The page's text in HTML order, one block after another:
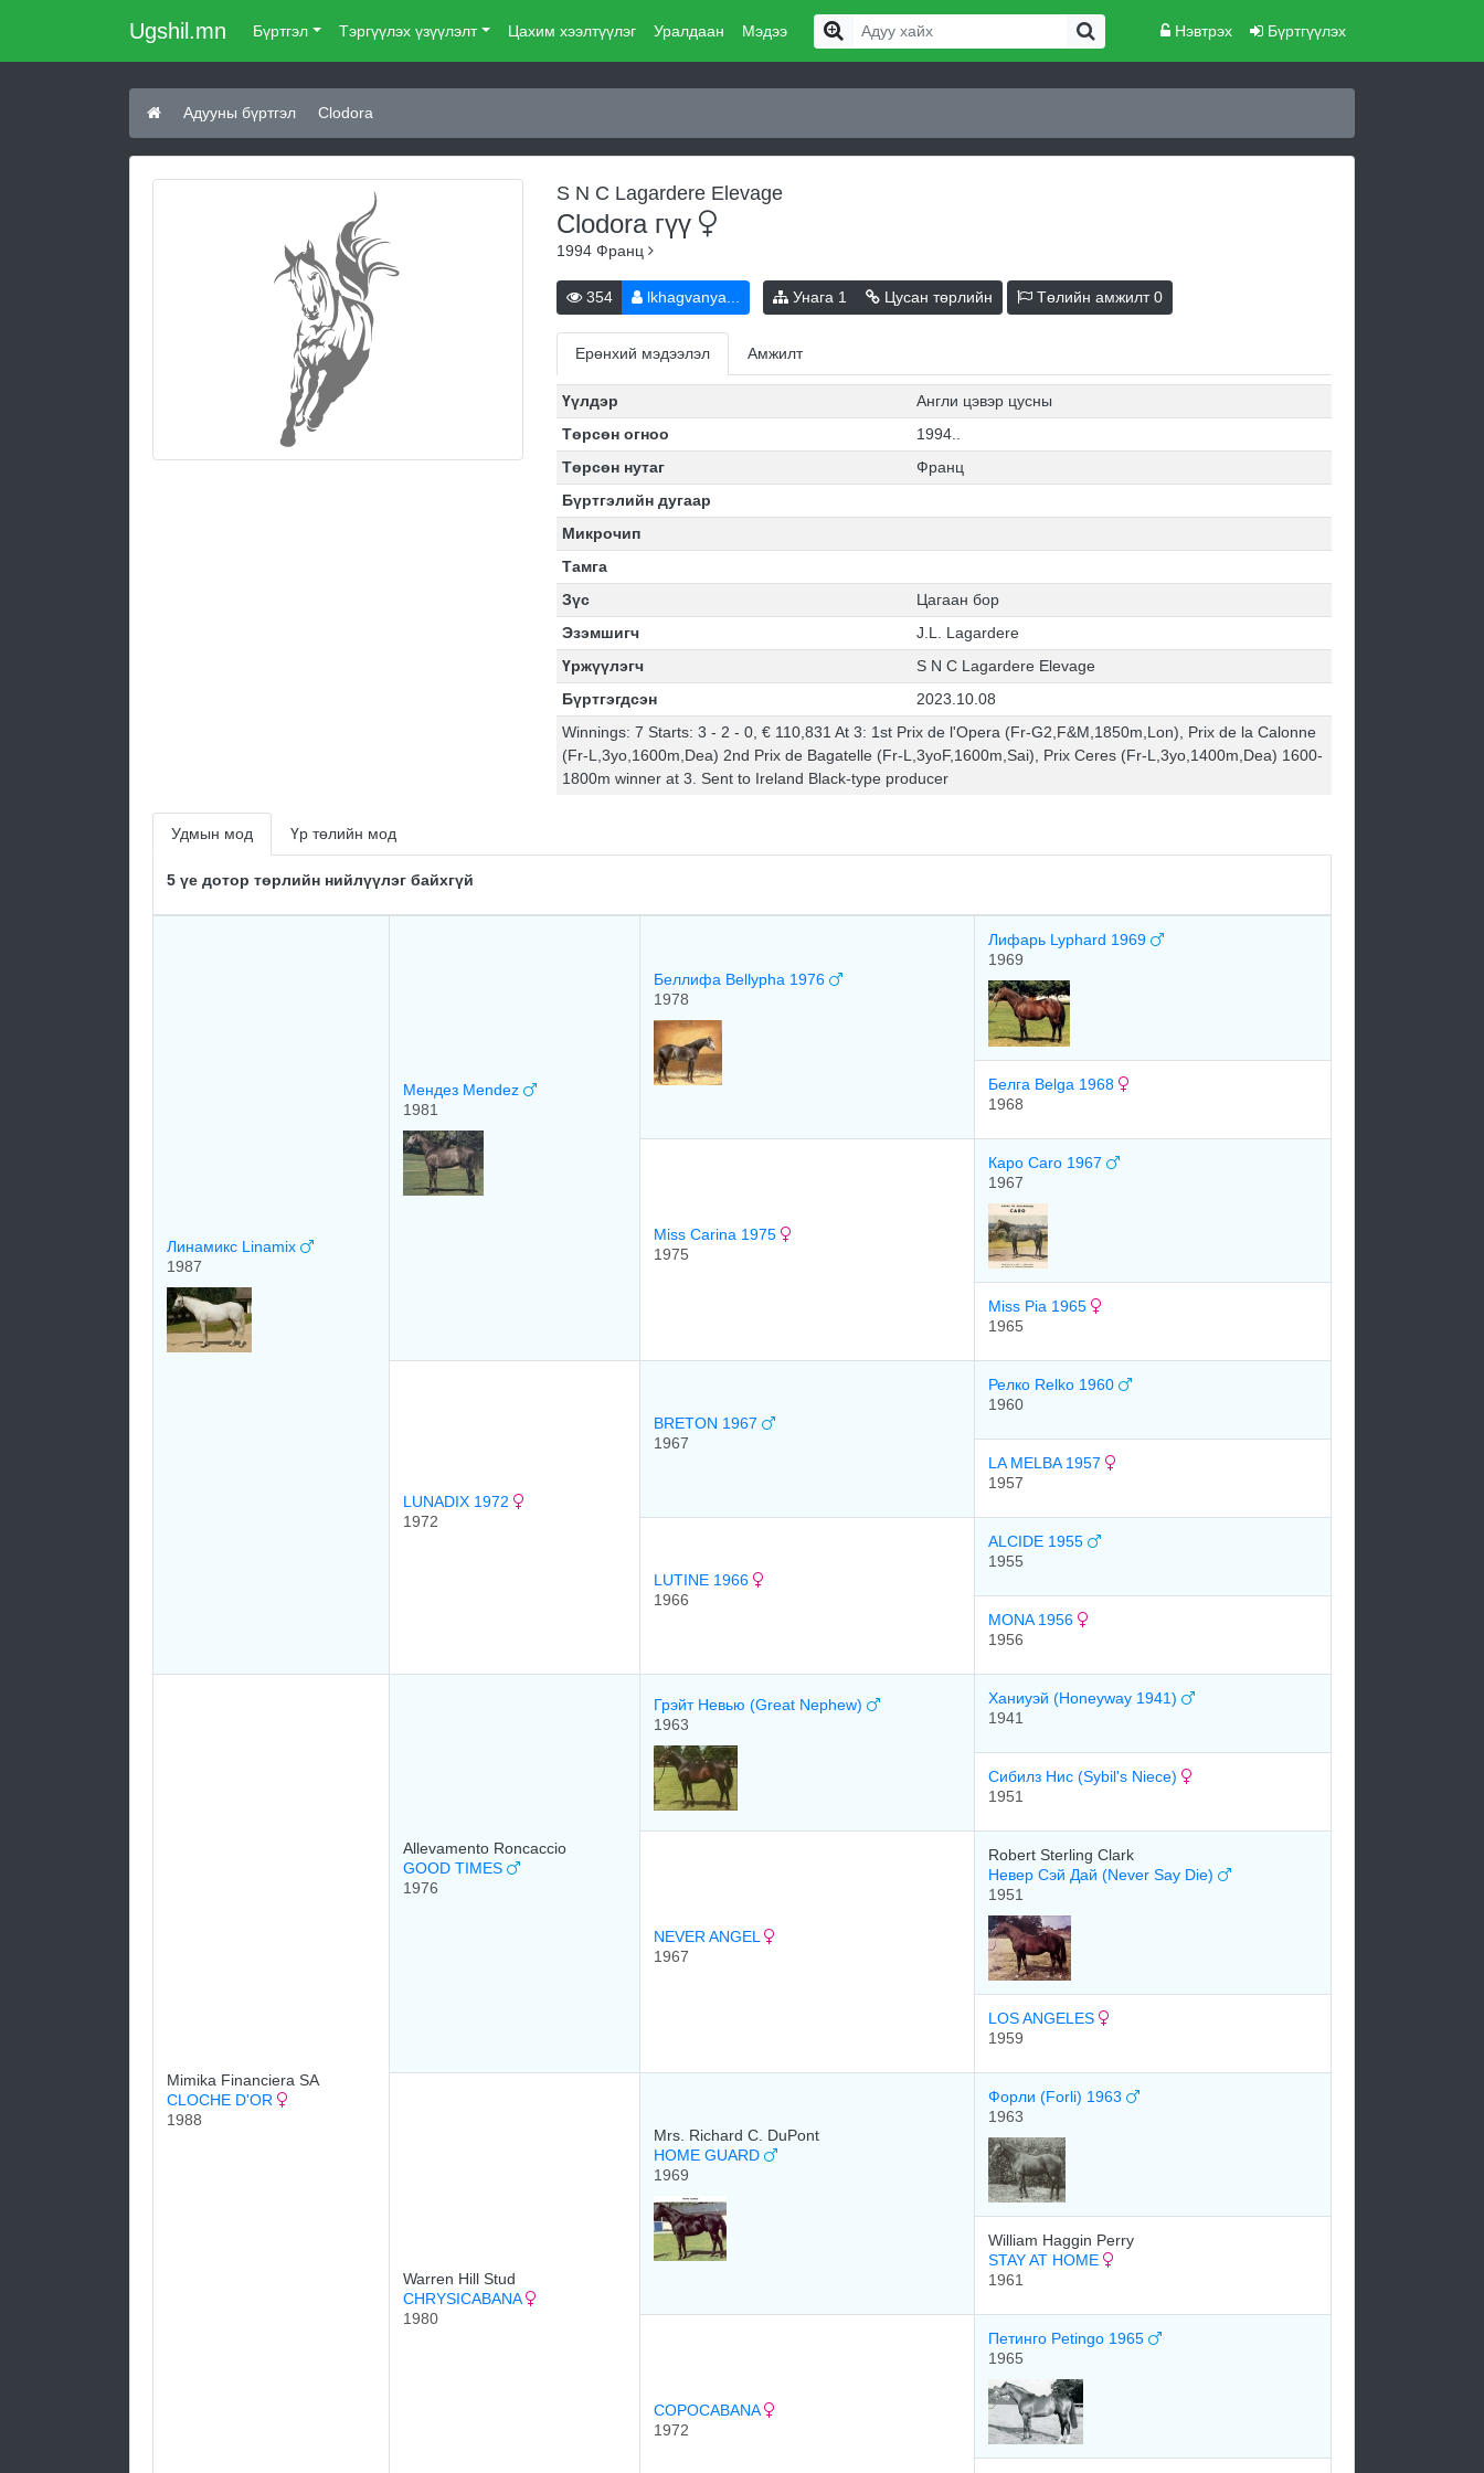
Ugshil.mn Бүртгэл Тэргүүлэх үзүүлэлт Цахим хээлтүүлэг Уралдаан Мэдээ Нэвтрэх Бүртгүүлэх
Адууны бүртгэл Clodora
S N C Lagardere Elevage
Clodora гүү
1994 Франц
354 lkhagvanya... Унага 1 Цусан төрлийн Төлийн амжилт0
Ерөнхий мэдээлэл Амжилт
Үүлдэр
Англи цэвэр цусны
Төрсөн огноо
1994..
Төрсөн нутаг
Франц
Бүртгэлийн дугаар
Микрочип
Тамга
Зүс
Цагаан бор
Эзэмшигч
J.L. Lagardere
Үржүүлэгч
S N C Lagardere Elevage
Бүртгэгдсэн
2023.10.08
Winnings: 7 Starts: 3 - 2 - 0, € 110,831 At 3: 1st Prix de l'Opera (Fr-G2,F&M,1850m,Lon), Prix de la Calonne
(Fr-L,3yo,1600m,Dea) 2nd Prix de Bagatelle (Fr-L,3yoF,1600m,Sai), Prix Ceres (Fr-L,3yo,1400m,Dea) 1600-
1800m winner at 3. Sent to Ireland Black-type producer
Удмын мод Үр төлийн мод
5 үе дотор төрлийн нийлүүлэг байхгүй
Линамикс Linamix
1987
Мендез Mendez
1981
Беллифа Bellypha 1976
1978
Лифарь Lyphard 1969
1969
Белга Belga 1968
1968
Miss Carina 1975
1975
Каро Caro 1967
1967
Miss Pia 1965
1965
LUNADIX 1972
1972
BRETON 1967
1967
Релко Relko 1960
1960
LA MELBA 1957
1957
LUTINE 1966
1966
ALCIDE 1955
1955
MONA 1956
1956
Mimika Financiera SA
CLOCHE D'OR
1988
Allevamento Roncaccio
GOOD TIMES
1976
Грэйт Heвью (Great Nephew)
1963
Хaниуэй (Honeyway 1941)
1941
Сибилз Нис (Sybil's Niece)
1951
NEVER ANGEL
1967
Robert Sterling Clark
Невер Сэй Дай (Never Say Die)
1951
LOS ANGELES
1959
Warren Hill Stud
CHRYSICABANA
1980
Mrs. Richard C. DuPont
HOME GUARD
1969
Форли (Forli) 1963
1963
William Haggin Perry
STAY AT HOME
1961
COPOCABANA
1972
Петинго Petingo 1965
1965